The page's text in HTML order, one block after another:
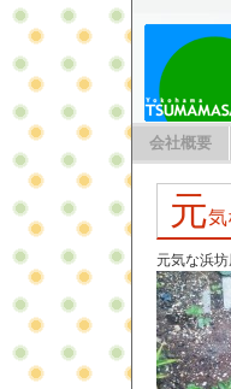
会社概要
元気
元気な浜